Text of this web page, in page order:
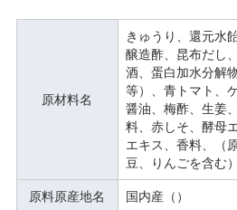
原材料名
きゅうり、還元水
醸造酢、昆布だし
酒、蛋白加水分解
等）、青トマト、
醤油、梅酢、生姜
料、赤しそ、酵母
エキス、香料、（
豆、りんごを含む）
原料原産地名 国内産（）